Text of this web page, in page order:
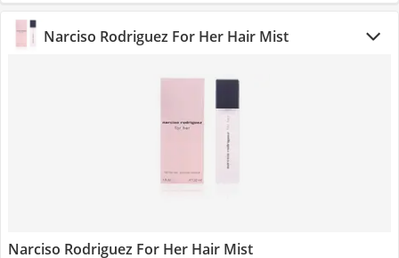
Narciso Rodriguez For Her Hair Mist
Narciso Rodriguez For Her Hair Mist